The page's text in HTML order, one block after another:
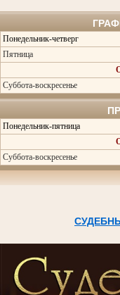
Понедельник-четверг
Пятница
Суббота-воскресенье
Понедельник-пятница
Суббота-воскресенье